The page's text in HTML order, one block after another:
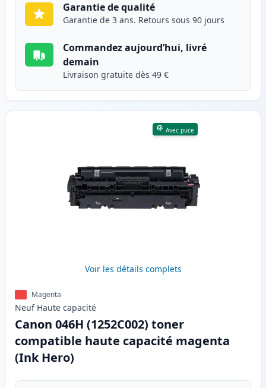
Garantie de qualité
Garantie de 3 ans. Retours sous 90 jours
Commandez aujourd’hui, livré
demain
Livraison gratuite dès 49 €
Avec puce
Voir les détails complets
Magenta
Neuf Haute capacité
Canon 046H (1252C002) toner
compatible haute capacité magenta
(Ink Hero)